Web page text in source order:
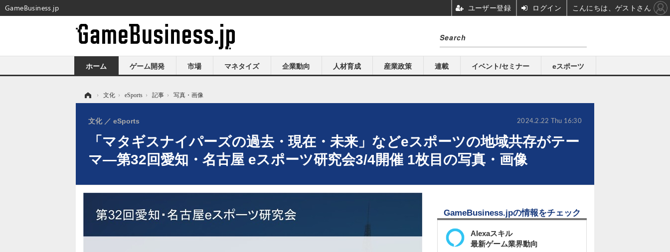
ホーム ゲーム開発 市場 マネタイズ 企業動向 人材育成 産業政策 連載 イベント/セミナー eスポーツ
› 文化 › eSports › 記事 › 写真・画像
「マタギスナイパーズの過去・現在・未来」などeスポーツの地域共存がテー
マ―第32回愛知・名古屋 eスポーツ研究会3/4開催 1枚目の写真・画像
文化 eSports 2024.2.22 Thu 16:30
GameBusiness.jpの情報をチェック
Alexaスキル
最新ゲーム業界動向
GameBusiness.jp ユーザー登録 ログイン こんにちは、ゲストさん